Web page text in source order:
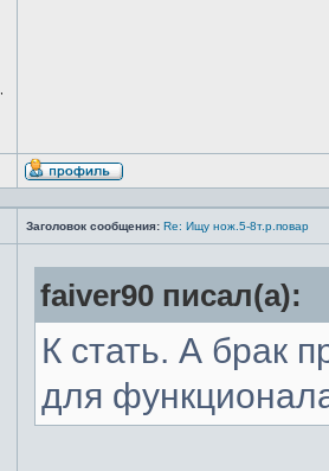
Заголовок сообщения: Re: Ищу нож.5-8т.р.повар
faiver90 писал(а):
К стать. А брак
для